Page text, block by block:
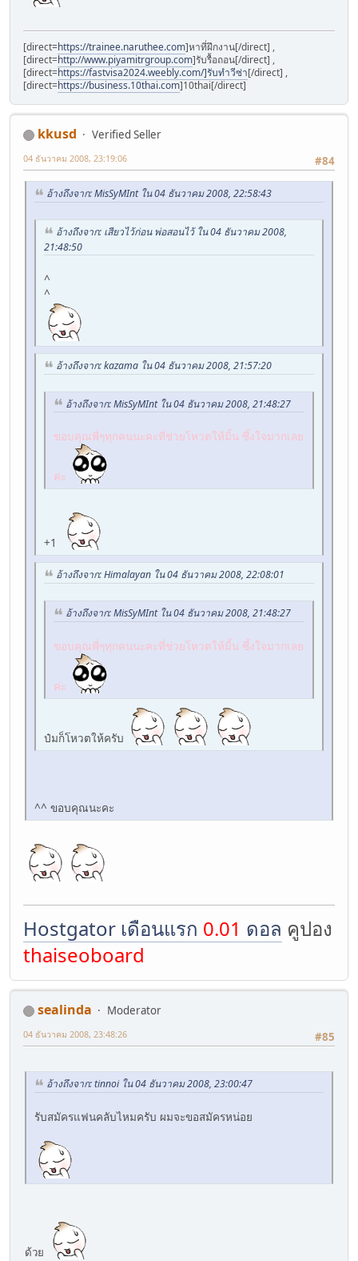
[direct=https://trainee.naruthee.com]หาที่ฝึกงาน[/direct] ,
[direct=http://www.piyamitrgroup.com]รับรื้อถอน[/direct] ,
[direct=https://fastvisa2024.weebly.com/]รับทำวีซ่า[/direct] ,
[direct=https://business.10thai.com]10thai[/direct]
kkusd
Verified Seller
#84
04 ธันวาคม 2008, 23:19:06
อ้างถึงจาก: MisSyMInt ใน 04 ธันวาคม 2008, 22:58:43
อ้างถึงจาก: เสียวไว้ก่อน พ่อสอนไว้ ใน 04 ธันวาคม 2008,
21:48:50
^
^
อ้างถึงจาก: kazama ใน 04 ธันวาคม 2008, 21:57:20
อ้างถึงจาก: MisSyMInt ใน 04 ธันวาคม 2008, 21:48:27
ขอบคุณพี่ๆทุกคนนะคะที่ช่วยโหวตให้มิ้น ซึ้งใจมากเลย
ค่ะ
+1
อ้างถึงจาก: Himalayan ใน 04 ธันวาคม 2008, 22:08:01
อ้างถึงจาก: MisSyMInt ใน 04 ธันวาคม 2008, 21:48:27
ขอบคุณพี่ๆทุกคนนะคะที่ช่วยโหวตให้มิ้น ซึ้งใจมากเลย
ค่ะ
ป๋มก็โหวตให้ครับ
^^ ขอบคุณนะคะ
Hostgator เดือนแรก 0.01 ดอล คูปอง
thaiseoboard
sealinda
Moderator
#85
04 ธันวาคม 2008, 23:48:26
อ้างถึงจาก: tinnoi ใน 04 ธันวาคม 2008, 23:00:47
รับสมัครแฟนคลับไหมครับ ผมจะขอสมัครหน่อย
ด้วย